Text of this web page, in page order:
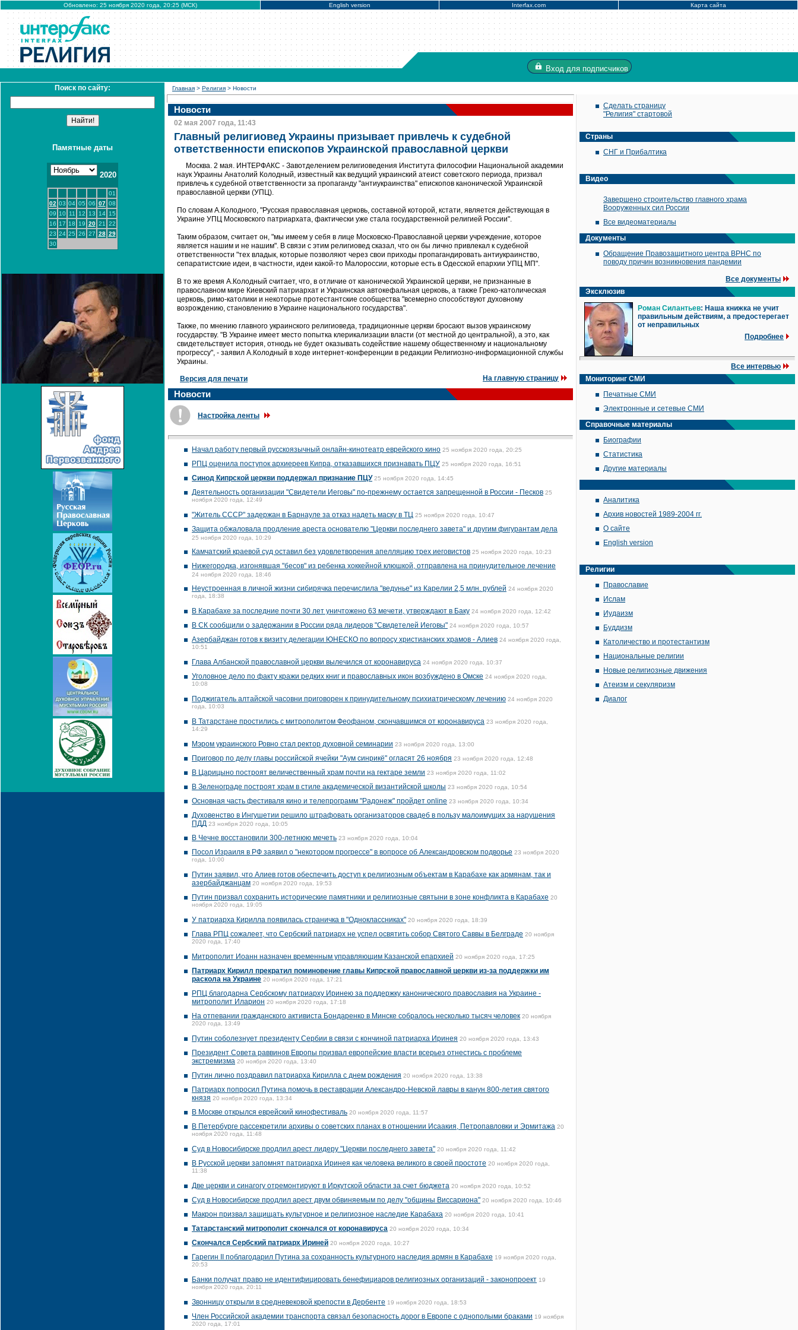
Обновлено: 25 ноября 2020 года, 20:25 (МСК) English version Interfax.com Карта сайта
Вход для подписчиков
Поиск по сайту:
Памятные даты
2020
01
02 03 04 05 06 07 08
09 10 11 12 13 14 15
16 17 18 19 20 21
22
23 24 25 26 27 28 29
30
Главная > Религия > Новости
Новости
02 мая 2007 года, 11:43
Главный религиовед Украины призывает привлечь к судебной
ответственности епископов Украинской православной церкви
Москва. 2 мая. ИНТЕРФАКС - Завотделением религиоведения Института философии Национальной академии
наук Украины Анатолий Колодный, известный как ведущий украинский атеист советского периода, призвал
привлечь к судебной ответственности за пропаганду "антиукраинства" епископов канонической Украинской
православной церкви (УПЦ).
По словам А.Колодного, "Русская православная церковь, составной которой, кстати, является действующая в
Украине УПЦ Московского патриархата, фактически уже стала государственной религией России".
Таким образом, считает он, "мы имеем у себя в лице Московско-Православной церкви учреждение, которое
является нашим и не нашим". В связи с этим религиовед сказал, что он бы лично привлекал к судебной
ответственности "тех владык, которые позволяют через свои приходы пропагандировать антиукраинство,
сепаратистские идеи, в частности, идеи какой-то Малороссии, которые есть в Одесской епархии УПЦ МП".
В то же время А.Колодный считает, что, в отличие от канонической Украинской церкви, не признанные в
православном мире Киевский патриархат и Украинская автокефальная церковь, а также Греко-католическая
церковь, римо-католики и некоторые протестантские сообщества "всемерно способствуют духовному
возрождению, становлению в Украине национального государства".
Также, по мнению главного украинского религиоведа, традиционные церкви бросают вызов украинскому
государству. "В Украине имеет место попытка клерикализации власти (от местной до центральной), а это, как
свидетельствует история, отнюдь не будет оказывать содействие нашему общественному и национальному
прогрессу", - заявил А.Колодный в ходе интернет-конференции в редакции Религиозно-информационной службы
Украины.
Версия для печати На главную страницу
Новости
Настройка ленты
Начал работу первый русскоязычный онлайн-кинотеатр еврейского кино 25 ноября 2020 года, 20:25
РПЦ оценила поступок архиереев Кипра, отказавшихся признавать ПЦУ 25 ноября 2020 года, 16:51
Синод Кипрской церкви поддержал признание ПЦУ 25 ноября 2020 года, 14:45
Деятельность организации "Свидетели Иеговы" по-прежнему остается запрещенной в России - Песков 25
ноября 2020 года, 12:49
"Житель СССР" задержан в Барнауле за отказ надеть маску в ТЦ 25 ноября 2020 года, 10:47
Защита обжаловала продление ареста основателю "Церкви последнего завета" и другим фигурантам дела
25 ноября 2020 года, 10:29
Камчатский краевой суд оставил без удовлетворения апелляцию трех иеговистов 25 ноября 2020 года, 10:23
Нижегородка, изгонявшая "бесов" из ребенка хоккейной клюшкой, отправлена на принудительное лечение
24 ноября 2020 года, 18:46
Неустроенная в личной жизни сибирячка перечислила "ведунье" из Карелии 2,5 млн. рублей 24 ноября 2020
года, 18:38
В Карабахе за последние почти 30 лет уничтожено 63 мечети, утверждают в Баку 24 ноября 2020 года, 12:42
В СК сообщили о задержании в России ряда лидеров "Свидетелей Иеговы" 24 ноября 2020 года, 10:57
Азербайджан готов к визиту делегации ЮНЕСКО по вопросу христианских храмов - Алиев 24 ноября 2020 года,
10:51
Глава Албанской православной церкви вылечился от коронавируса 24 ноября 2020 года, 10:37
Уголовное дело по факту кражи редких книг и православных икон возбуждено в Омске 24 ноября 2020 года,
10:08
Поджигатель алтайской часовни приговорен к принудительному психиатрическому лечению 24 ноября 2020
года, 10:03
В Татарстане простились с митрополитом Феофаном, скончавшимся от коронавируса 23 ноября 2020 года,
14:29
Мэром украинского Ровно стал ректор духовной семинарии 23 ноября 2020 года, 13:00
Приговор по делу главы российской ячейки "Аум синрикё" огласят 26 ноября 23 ноября 2020 года, 12:48
В Царицыно построят величественный храм почти на гектаре земли 23 ноября 2020 года, 11:02
В Зеленограде построят храм в стиле академической византийской школы 23 ноября 2020 года, 10:54
Основная часть фестиваля кино и телепрограмм "Радонеж" пройдет online 23 ноября 2020 года, 10:34
Духовенство в Ингушетии решило штрафовать организаторов свадеб в пользу малоимущих за нарушения
ПДД 23 ноября 2020 года, 10:05
В Чечне восстановили 300-летнюю мечеть 23 ноября 2020 года, 10:04
Посол Израиля в РФ заявил о "некотором прогрессе" в вопросе об Александровском подворье 23 ноября 2020
года, 10:00
Путин заявил, что Алиев готов обеспечить доступ к религиозным объектам в Карабахе как армянам, так и
азербайджанцам 20 ноября 2020 года, 19:53
Путин призвал сохранить исторические памятники и религиозные святыни в зоне конфликта в Карабахе 20
ноября 2020 года, 19:05
У патриарха Кирилла появилась страничка в "Одноклассниках" 20 ноября 2020 года, 18:39
Глава РПЦ сожалеет, что Сербский патриарх не успел освятить собор Святого Саввы в Белграде 20 ноября
2020 года, 17:40
Митрополит Иоанн назначен временным управляющим Казанской епархией 20 ноября 2020 года, 17:25
Патриарх Кирилл прекратил поминовение главы Кипрской православной церкви из-за поддержки им
раскола на Украине 20 ноября 2020 года, 17:21
РПЦ благодарна Сербскому патриарху Иринею за поддержку канонического православия на Украине -
митрополит Иларион 20 ноября 2020 года, 17:18
На отпевании гражданского активиста Бондаренко в Минске собралось несколько тысяч человек 20 ноября
2020 года, 13:49
Путин соболезнует президенту Сербии в связи с кончиной патриарха Иринея 20 ноября 2020 года, 13:43
Президент Совета раввинов Европы призвал европейские власти всерьез отнестись с проблеме
экстремизма 20 ноября 2020 года, 13:40
Путин лично поздравил патриарха Кирилла с днем рождения 20 ноября 2020 года, 13:38
Патриарх попросил Путина помочь в реставрации Александро-Невской лавры в канун 800-летия святого
князя 20 ноября 2020 года, 13:34
В Москве открылся еврейский кинофестиваль 20 ноября 2020 года, 11:57
В Петербурге рассекретили архивы о советских планах в отношении Исаакия, Петропавловки и Эрмитажа 20
ноября 2020 года, 11:48
Суд в Новосибирске продлил арест лидеру "Церкви последнего завета" 20 ноября 2020 года, 11:42
В Русской церкви запомнят патриарха Иринея как человека великого в своей простоте 20 ноября 2020 года,
11:38
Две церкви и синагогу отремонтируют в Иркутской области за счет бюджета 20 ноября 2020 года, 10:52
Суд в Новосибирске продлил арест двум обвиняемым по делу "общины Виссариона" 20 ноября 2020 года, 10:46
Макрон призвал защищать культурное и религиозное наследие Карабаха 20 ноября 2020 года, 10:41
Татарстанский митрополит скончался от коронавируса 20 ноября 2020 года, 10:34
Скончался Сербский патриарх Ириней 20 ноября 2020 года, 10:27
Гарегин II поблагодарил Путина за сохранность культурного наследия армян в Карабахе 19 ноября 2020 года,
20:53
Банки получат право не идентифицировать бенефициаров религиозных организаций - законопроект 19
ноября 2020 года, 20:11
Звонницу открыли в средневековой крепости в Дербенте 19 ноября 2020 года, 18:53
Член Российской академии транспорта связал безопасность дорог в Европе с однополыми браками 19 ноября
2020 года, 17:01
Сделать страницу
"Религия" стартовой
Страны
СНГ и Прибалтика
Видео
Завершено строительство главного храма
Вооруженных сил России
Все видеоматериалы
Документы
Обращение Правозащитного центра ВРНС по
поводу причин возникновения пандемии
Все документы
Эксклюзив
Роман Силантьев: Наша книжка не учит
правильным действиям, а предостерегает
от неправильных
Подробнее
Все интервью
Мониторинг СМИ
Печатные СМИ
Электронные и сетевые СМИ
Справочные материалы
Биографии
Статистика
Другие материалы
Аналитика
Архив новостей 1989-2004 гг.
О сайте
English version
Религии
Православие
Ислам
Иудаизм
Буддизм
Католичество и протестантизм
Национальные религии
Новые религиозные движения
Атеизм и секуляризм
Диалог